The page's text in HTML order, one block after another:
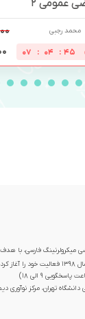
عمومی 2
محمد رجبی
44
:
04
:
07
میکرولرنینگ فارسی، با
دانشگاه تهران، مرکز نوآوری